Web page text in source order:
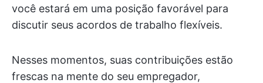
você estará em uma posição favorável para
discutir seus acordos de trabalho flexíveis.
Nesses momentos, suas contribuições estão
frescas na mente do seu empregador,